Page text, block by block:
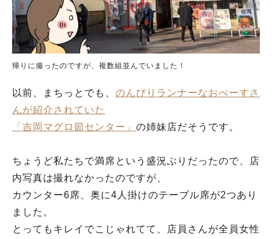
帰りに撮ったのですが、複数組並んでいました！
以前、まちっとでも、 のんびりランナーなおぺーすさ
んが紹介されていた
「吉岡マグロ節センター」 の姉妹店だそうです。
ちょうど私たちで満席という盛況ぶりだったので、店
内写真は撮れなかったのですが、
カウンター6席、奥に4人掛けのテーブル席が2つあり
ました。
とってもキレイでこじゃれてて、店員さんが全員女性